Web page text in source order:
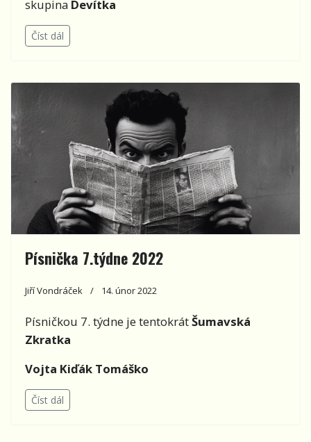
skupina Devítka
Číst dál
Písnička 7.týdne 2022
Jiří Vondráček 14. únor 2022
Písničkou 7. týdne je tentokrátŠumavská
Zkratka
Vojta Kiďák Tomáško
Číst dál